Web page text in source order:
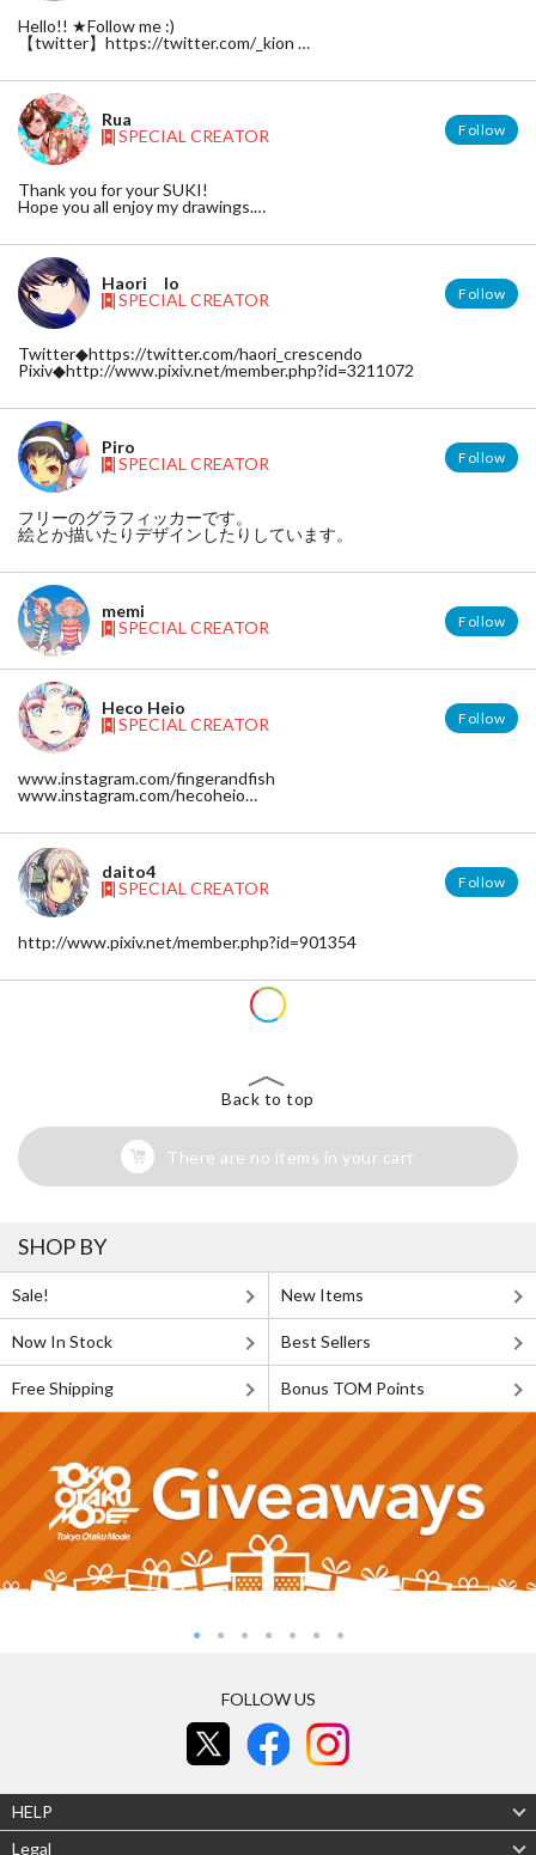
Hello!! ★Follow me :)
【twitter】https://twitter.com/_kion
​kion-綺音-
​◆白黒中毒症イラストレーター
自身の作風を「kiotangl」と名付け
​白黒爛漫な世界観を描き続けている。
Rua
SPECIAL CREATOR
Follow
Thank you for your SUKI!
Hope you all enjoy my drawings.
Haori Io
SPECIAL CREATOR
Follow
Twitter◆https://twitter.com/haori_crescendo
Pixiv◆http://www.pixiv.net/member.php?id=3211072
Piro
SPECIAL CREATOR
Follow
フリーのグラフィッカーです。
絵とか描いたりデザインしたりしています。
memi
SPECIAL CREATOR
Follow
Heco Heio
SPECIAL CREATOR
Follow
www.instagram.com/fingerandfish
www.instagram.com/hecoheio
www.twitter.com/hecoheio
daito4
SPECIAL CREATOR
Follow
http://www.pixiv.net/member.php?id=901354
Back to top
There are no items in your cart
SHOP BY
Sale! New Items
Now In Stock Best Sellers
Free Shipping Bonus TOM Points
FOLLOW US
HELP
Legal